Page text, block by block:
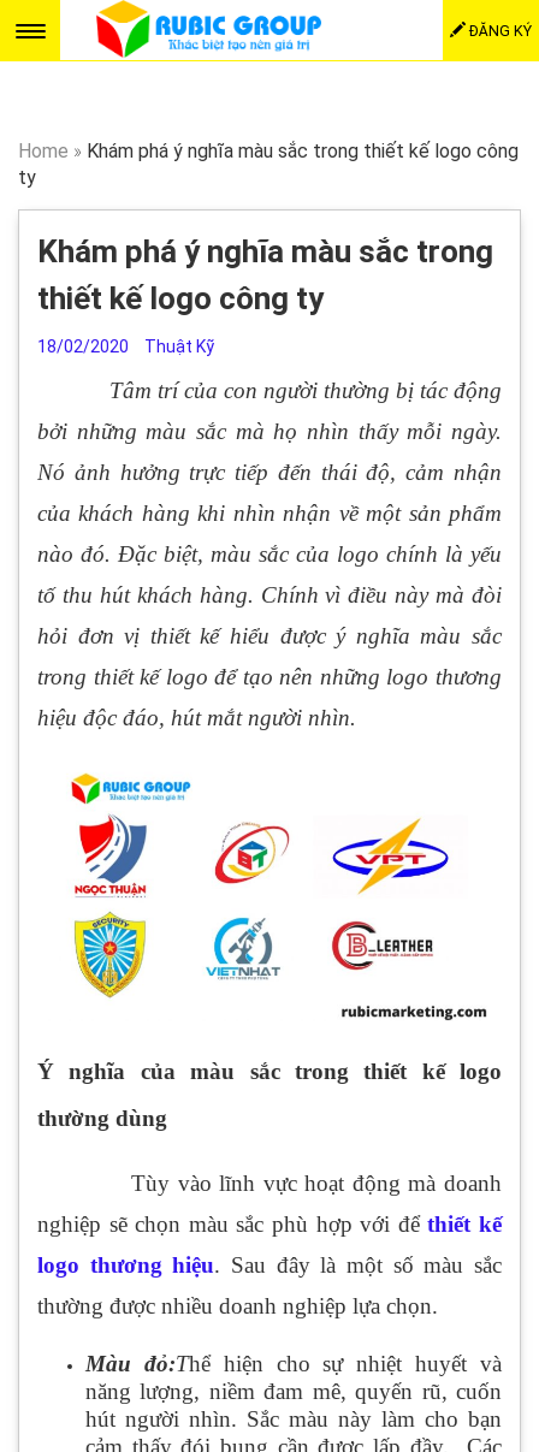
ĐĂNG KÝ
Home » Khám phá ý nghĩa màu sắc trong thiết kế logo công
ty
Khám phá ý nghĩa màu sắc trong
thiết kế logo công ty
18/02/2020 Thuật Kỹ
Tâm trí của con người thường bị tác động
bởi những màu sắc mà họ nhìn thấy mỗi ngày.
Nó ảnh hưởng trực tiếp đến thái độ, cảm nhận
của khách hàng khi nhìn nhận về một sản phẩm
nào đó. Đặc biệt, màu sắc của logo chính là yếu
tố thu hút khách hàng. Chính vì điều này mà đòi
hỏi đơn vị thiết kế hiểu được ý nghĩa màu sắc
trong thiết kế logo để tạo nên những logo thương
hiệu độc đáo, hút mắt người nhìn.
Ý nghĩa của màu sắc trong thiết kế logo
thường dùng
Tùy vào lĩnh vực hoạt động mà doanh
nghiệp sẽ chọn màu sắc phù hợp với đểthiết kế
logo thương hiệu. Sau đây là một số màu sắc
thường được nhiều doanh nghiệp lựa chọn.
Màu đỏ:Thể hiện cho sự nhiệt huyết và
năng lượng, niềm đam mê, quyến rũ, cuốn
hút người nhìn. Sắc màu này làm cho bạn
cảm thấy đói bụng cần được lấp đầy. Các